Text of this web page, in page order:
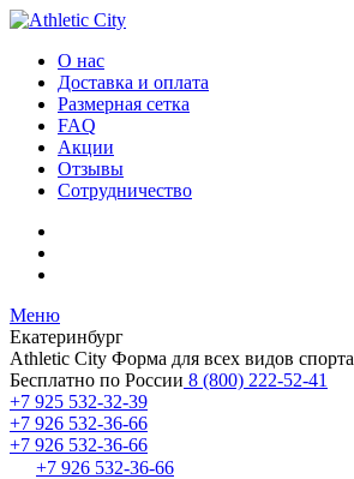
О нас
Доставка и оплата
Размерная сетка
FAQ
Акции
Отзывы
Сотрудничество
Меню
Екатеринбург
Athletic City Форма для всех видов спорта
Бесплатно по России 8 (800) 222-52-41
+7 925 532-32-39
+7 926 532-36-66
+7 926 532-36-66
+7 926 532-36-66